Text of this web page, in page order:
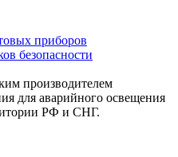
приборов
безопасности
производителем
для аварийного освещения
РФ и СНГ.